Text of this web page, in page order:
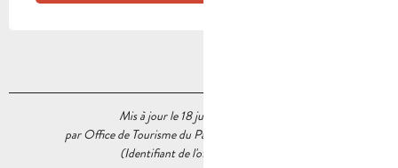
Mis à jour le 18 juin 2026 à 17:14
par Office de Tourisme du Pays d’Aubagne et de l’Étoile
(Identifiant de l'offre :